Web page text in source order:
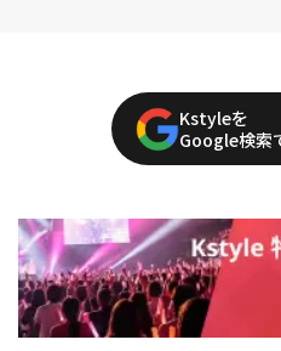
Kstyleを
Google検索